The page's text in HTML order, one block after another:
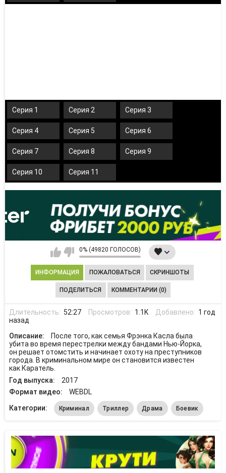
Серия 1 Серия 2 Серия 3
Серия 4 Серия 5 Серия 6
Серия 7 Серия 8 Серия 9
Серия 10 Серия 11
0% (49820 ГОЛОСОВ)
ИНФОРМАЦИЯ ПОЖАЛОВАТЬСЯ СКРИНШОТЫ
ПОДЕЛИТЬСЯ КОММЕНТАРИИ (0)
Длительность: 52:27 Просмотров: 1.1K Добавлено: 1 год
назад
Описание:
После того, как семья Фрэнка Касла была
убита во время перестрелки между бандами Нью-Йорка,
он решает отомстить и начинает охоту на преступников
города. В криминальном мире он становится известен
как Каратель.
Год выпуска:
2017
Формат видео:
WEBDL
Категории:
Криминал Триллер Драма Боевик